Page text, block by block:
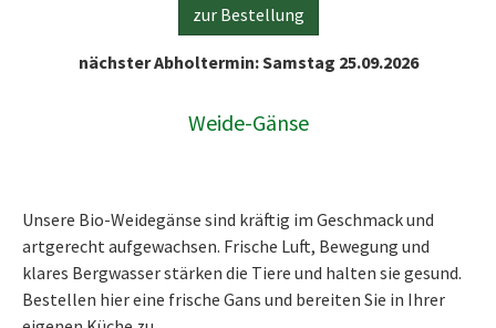
zur Bestellung
nächster Abholtermin: Samstag 25.09.2026
Weide-Gänse
Unsere Bio-Weidegänse sind kräftig im Geschmack und
artgerecht aufgewachsen. Frische Luft, Bewegung und
klares Bergwasser stärken die Tiere und halten sie gesund.
Bestellen hier eine frische Gans und bereiten Sie in Ihrer